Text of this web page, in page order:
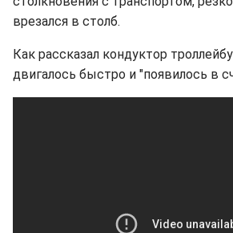
врезался в столб.
Как рассказал кондуктор
двигалось быстро и "появилось в